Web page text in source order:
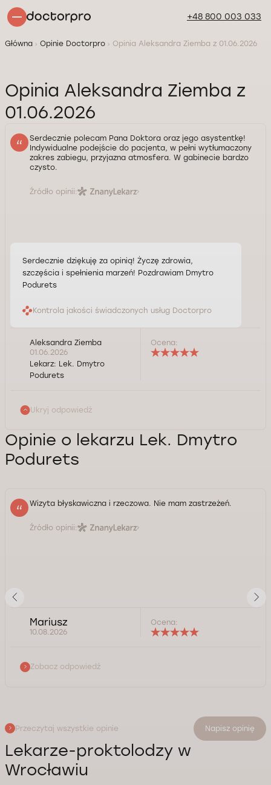
+48 800 003 033
Główna Opinie Doctorpro Opinia Aleksandra Ziemba z 01.06.2026
Opinia Aleksandra Ziemba z
01.06.2026
Serdecznie polecam Pana Doktora oraz jego asystentkę!
Indywidualne podejście do pacjenta, w pełni wytłumaczony
zakres zabiegu, przyjazna atmosfera. W gabinecie bardzo
czysto.
Źródło opinii:
Serdecznie dziękuję za opinią! Życzę zdrowia,
szczęścia i spełnienia marzeń! Pozdrawiam Dmytro
Podurets
Kontrola jakości świadczonych usług Doctorpro
Aleksandra Ziemba
01.06.2026
Lekarz: Lek. Dmytro
Podurets
Ocena:
Ukryj odpowiedź
Opinie o lekarzu Lek. Dmytro
Podurets
Wizyta błyskawiczna i rzeczowa. Nie mam zastrzeżeń.
Źródło opinii:
Mariusz
10.08.2026
Ocena:
Zobacz odpowiedź
Przeczytaj wszystkie opinie Napisz opinię
Lekarze-proktolodzy w
Wrocławiu